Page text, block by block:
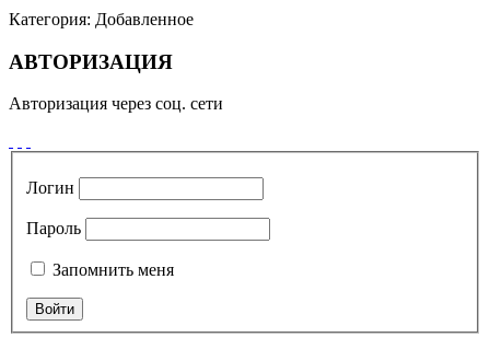
Категория: Добавленное
АВТОРИЗАЦИЯ
Авторизация через соц. сети
Логин
Пароль
Запомнить меня